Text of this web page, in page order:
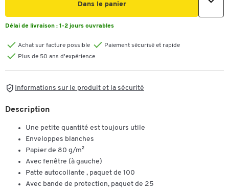
Dans le panier
Délai de livraison : 1-2 jours ouvrables
Achat sur facture possible
Paiement sécurisé et rapide
Plus de 50 ans d'expérience
Informations sur le produit et la sécurité
Description
Une petite quantité est toujours utile
Enveloppes blanches
Papier de 80 g/m²
Avec fenêtre (à gauche)
Patte autocollante , paquet de 100
Avec bande de protection, paquet de 25